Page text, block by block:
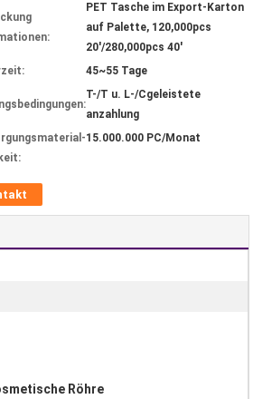
PET Tasche im Export-Karton
auf Palette, 120,000pcs
20'/280,000pcs 40'
45~55 Tage
T-/T u. L-/Cgeleistete
anzahlung
15.000.000 PC/Monat
Röhre